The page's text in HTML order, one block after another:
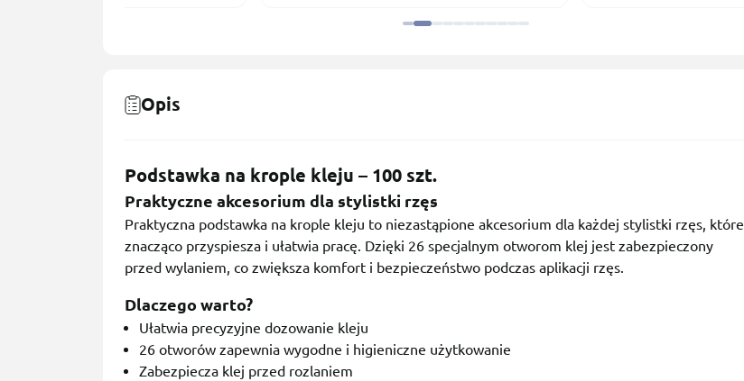
Opis
Podstawka na krople kleju – 100 szt.
Praktyczne akcesorium dla stylistki rzęs
Praktyczna podstawka na krople kleju to niezastąpione akcesorium dla każdej stylistki rzęs, które
znacząco przyspiesza i ułatwia pracę. Dzięki 26 specjalnym otworom klej jest zabezpieczony
przed wylaniem, co zwiększa komfort i bezpieczeństwo podczas aplikacji rzęs.
Dlaczego warto?
Ułatwia precyzyjne dozowanie kleju
26 otworów zapewnia wygodne i higieniczne użytkowanie
Zabezpiecza klej przed rozlaniem